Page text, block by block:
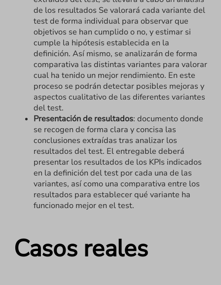
de los resultados Se valorará cada variante del
test de forma individual para observar que
objetivos se han cumplido o no, y estimar si
cumple la hipótesis establecida en la
definición. Así mismo, se analizarán de forma
comparativa las distintas variantes para valorar
cual ha tenido un mejor rendimiento. En este
proceso se podrán detectar posibles mejoras y
aspectos cualitativo de las diferentes variantes
del test.
Presentación de resultados: documento donde
se recogen de forma clara y concisa las
conclusiones extraídas tras analizar los
resultados del test. El entregable deberá
presentar los resultados de los KPIs indicados
en la definición del test por cada una de las
variantes, así como una comparativa entre los
resultados para establecer qué variante ha
funcionado mejor en el test.
Casos reales